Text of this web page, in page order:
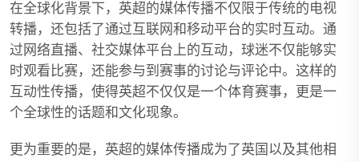
在全球化背景下，英超的媒体传播不仅限于传统的电视
转播，还包括了通过互联网和移动平台的实时互动。通
过网络直播、社交媒体平台上的互动，球迷不仅能够实
时观看比赛，还能参与到赛事的讨论与评论中。这样的
互动性传播，使得英超不仅仅是一个体育赛事，更是一
个全球性的话题和文化现象。
更为重要的是，英超的媒体传播成为了英国以及其他相